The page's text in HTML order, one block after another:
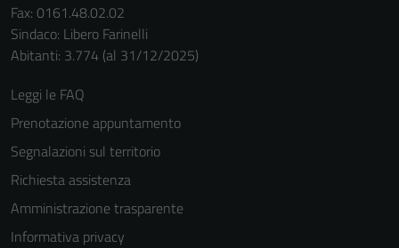
Fax: 0161.48.02.02
Sindaco: Libero Farinelli
Abitanti: 3.774 (al 31/12/2025)
Leggi le FAQ
Prenotazione appuntamento
Segnalazioni sul territorio
Richiesta assistenza
Amministrazione trasparente
Informativa privacy